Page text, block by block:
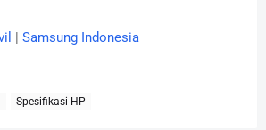
| Samsung Indonesia
Spesifikasi HP